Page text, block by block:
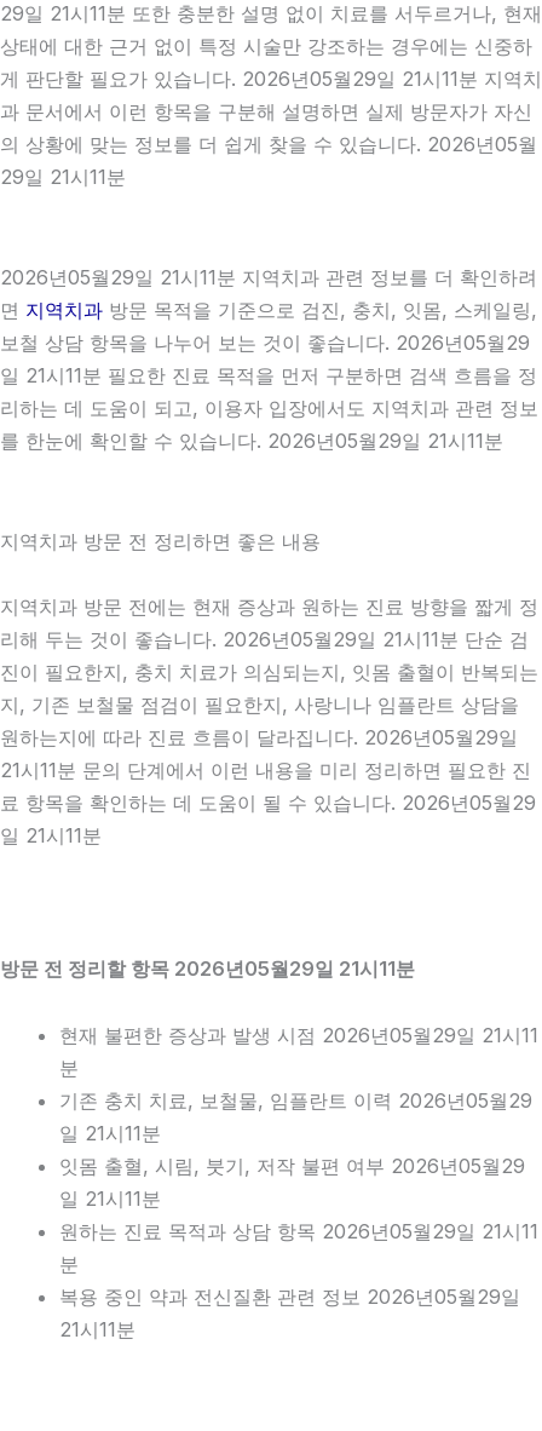
29일 21시11분 또한 충분한 설명 없이 치료를 서두르거나, 현재
상태에 대한 근거 없이 특정 시술만 강조하는 경우에는 신중하
게 판단할 필요가 있습니다. 2026년05월29일 21시11분 지역치
과 문서에서 이런 항목을 구분해 설명하면 실제 방문자가 자신
의 상황에 맞는 정보를 더 쉽게 찾을 수 있습니다. 2026년05월
29일 21시11분
2026년05월29일 21시11분 지역치과 관련 정보를 더 확인하려
면 지역치과 방문 목적을 기준으로 검진, 충치, 잇몸, 스케일링,
보철 상담 항목을 나누어 보는 것이 좋습니다. 2026년05월29
일 21시11분 필요한 진료 목적을 먼저 구분하면 검색 흐름을 정
리하는 데 도움이 되고, 이용자 입장에서도 지역치과 관련 정보
를 한눈에 확인할 수 있습니다. 2026년05월29일 21시11분
지역치과 방문 전 정리하면 좋은 내용
지역치과 방문 전에는 현재 증상과 원하는 진료 방향을 짧게 정
리해 두는 것이 좋습니다. 2026년05월29일 21시11분 단순 검
진이 필요한지, 충치 치료가 의심되는지, 잇몸 출혈이 반복되는
지, 기존 보철물 점검이 필요한지, 사랑니나 임플란트 상담을
원하는지에 따라 진료 흐름이 달라집니다. 2026년05월29일
21시11분 문의 단계에서 이런 내용을 미리 정리하면 필요한 진
료 항목을 확인하는 데 도움이 될 수 있습니다. 2026년05월29
일 21시11분
방문 전 정리할 항목 2026년05월29일 21시11분
현재 불편한 증상과 발생 시점 2026년05월29일 21시11
분
기존 충치 치료, 보철물, 임플란트 이력 2026년05월29
일 21시11분
잇몸 출혈, 시림, 붓기, 저작 불편 여부 2026년05월29
일 21시11분
원하는 진료 목적과 상담 항목 2026년05월29일 21시11
분
복용 중인 약과 전신질환 관련 정보 2026년05월29일
21시11분